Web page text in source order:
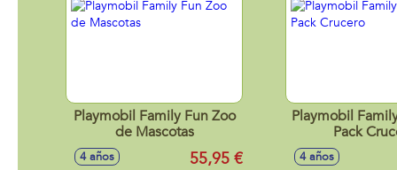
Playmobil Family Fun Zoo
de Mascotas
4 años 55,95 €
Playmobil
Pack
4 años